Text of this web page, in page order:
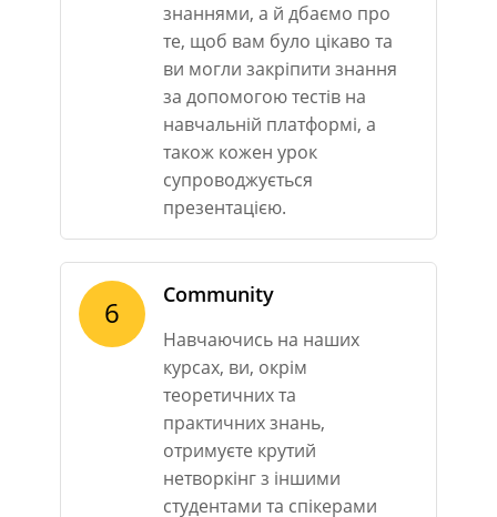
знаннями, а й дбаємо про
те, щоб вам було цікаво та
ви могли закріпити знання
за допомогою тестів на
навчальній платформі, а
також кожен урок
супроводжується
презентацією.
6 Community
Навчаючись на наших
курсах, ви, окрім
теоретичних та
практичних знань,
отримуєте крутий
нетворкінг з іншими
студентами та спікерами